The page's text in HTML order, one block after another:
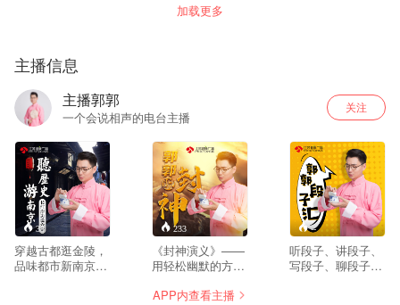
加载更多
主播信息
主播郭郭
一个会说相声的电台主播
关注
38
穿越古都逛金陵，
品味都市新南京，
233
《封神演义》——
用轻松幽默的方式
节，忠于原著，演
--
听段子、讲段子、
写段子、聊段子，
APP内查看主播